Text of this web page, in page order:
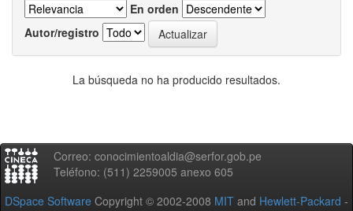
En orden
Autor/registro
La búsqueda no ha producido resultados.
Correo: conocimientoaldia@serfor.gob.pe
Teléfono: (511) 2259005 anexo 605
DSpace Software Copyright © 2002-2008 MIT and Hewlett-Packard -